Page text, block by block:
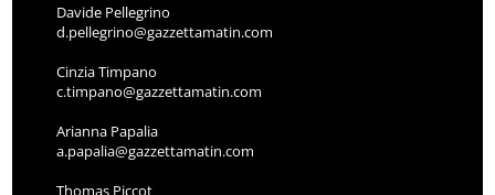
Davide Pellegrino
d.pellegrino@gazzettamatin.com
Cinzia Timpano
c.timpano@gazzettamatin.com
Arianna Papalia
a.papalia@gazzettamatin.com
Thomas Piccot